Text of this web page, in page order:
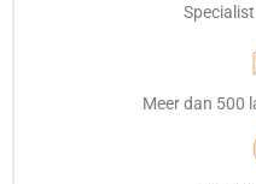
Meer dan 500